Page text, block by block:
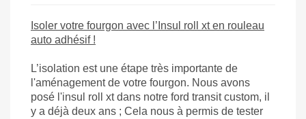
Isoler votre fourgon avec l’Insul roll xt en rouleau
auto adhésif !
L’isolation est une étape très importante de
l'aménagement de votre fourgon. Nous avons
posé l'insul roll xt dans notre ford transit custom, il
y a déjà deux ans ; Cela nous à permis de tester